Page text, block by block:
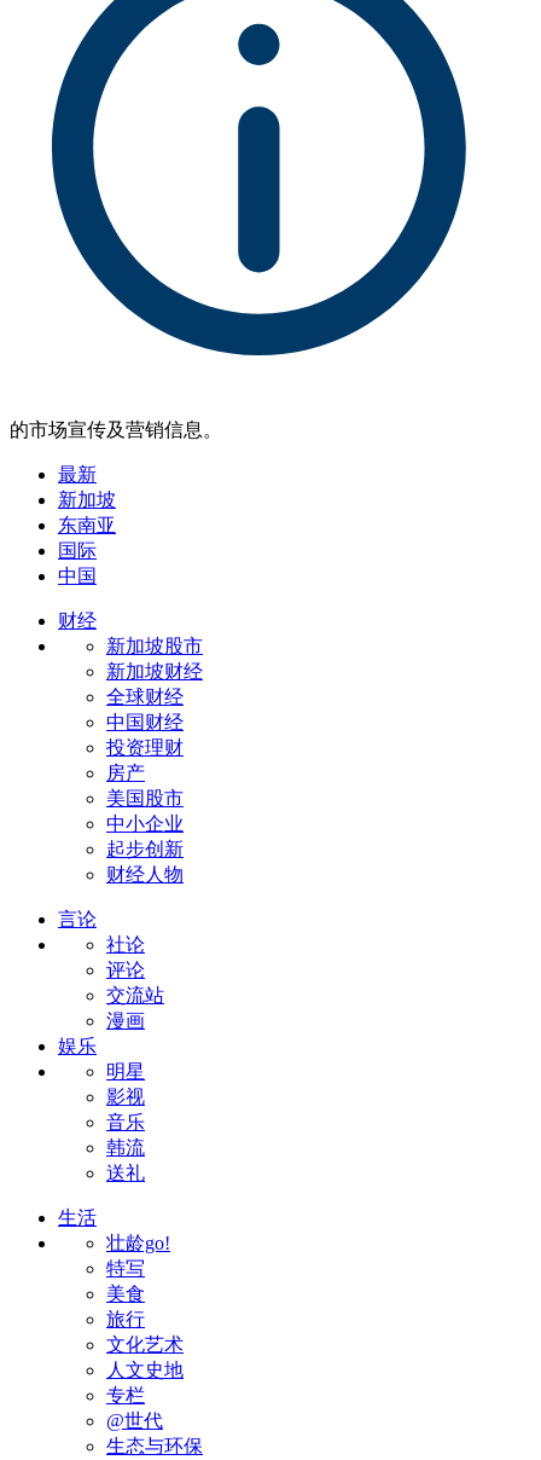
的市场宣传及营销信息。
最新
新加坡
东南亚
国际
中国
财经
新加坡股市
新加坡财经
全球财经
中国财经
投资理财
房产
美国股市
中小企业
起步创新
财经人物
言论
社论
评论
交流站
漫画
娱乐
明星
影视
音乐
韩流
送礼
生活
壮龄go!
特写
美食
旅行
文化艺术
人文史地
专栏
@世代
生态与环保